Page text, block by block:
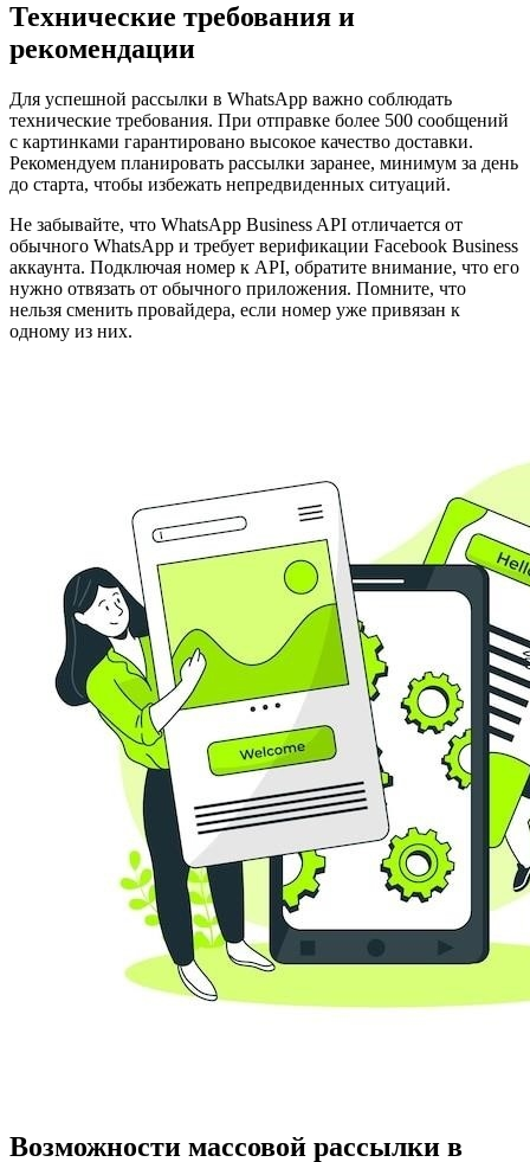
Технические требования и
рекомендации
Для успешной рассылки в WhatsApp важно соблюдать
технические требования. При отправке более 500 сообщений
с картинками гарантировано высокое качество доставки.​
Рекомендуем планировать рассылки заранее, минимум за день
до старта, чтобы избежать непредвиденных ситуаций.​
Не забывайте, что WhatsApp Business API отличается от
обычного WhatsApp и требует верификации Facebook Business
аккаунта.​ Подключая номер к API, обратите внимание, что его
нужно отвязать от обычного приложения.​ Помните, что
нельзя сменить провайдера, если номер уже привязан к
одному из них.
Возможности массовой рассылки в